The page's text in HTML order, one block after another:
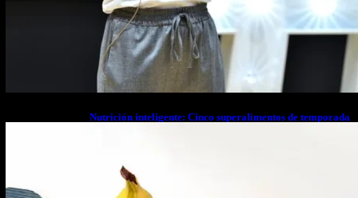
Nutrición inteligente: Cinco superalimentos de temporada